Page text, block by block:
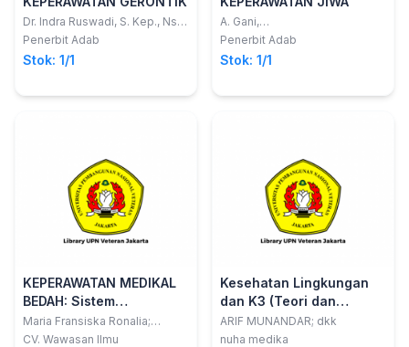
Dr. Indra Ruswadi, S. Kep., Ns.,
M.PH; Evi Supriatun, S.Kep.,
Penerbit Adab
Stok: 1/1
A. Gani,
SPd.,SKM.,S.Kep.,M.Kes.; dkk
Penerbit Adab
Stok: 1/1
KEPERAWATAN MEDIKAL
BEDAH: Sistem
Muskuloskeletal,
Integumen, Persepsi
Maria Fransiska Ronalia;
Fransisca Debby Christine
CV. Wawasan Ilmu
Kesehatan Lingkungan
dan K3 (Teori dan
Aplikasi)
ARIF MUNANDAR; dkk
nuha medika